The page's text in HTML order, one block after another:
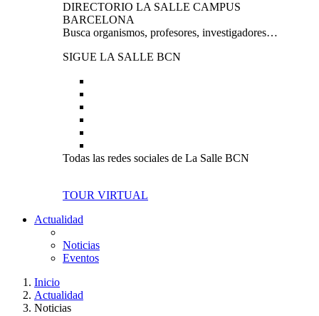
DIRECTORIO LA SALLE CAMPUS
BARCELONA
Busca organismos, profesores, investigadores…
SIGUE LA SALLE BCN
Todas las redes sociales de La Salle BCN
TOUR VIRTUAL
Actualidad
Noticias
Eventos
Inicio
Actualidad
Noticias